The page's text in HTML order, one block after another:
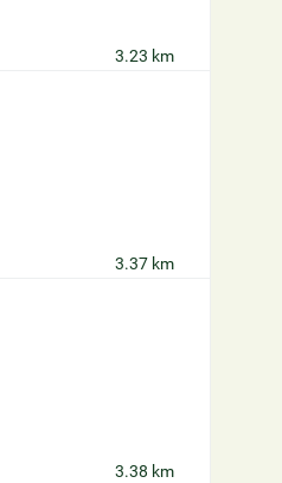
3.23 km
3.37 km
3.38 km